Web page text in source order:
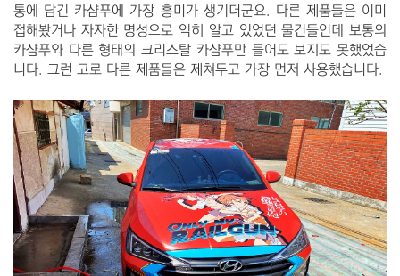
통에 담긴 카샴푸에 가장 흥미가 생기더군요. 다른 제품들은 이미
접해봤거나 자자한 명성으로 익히 알고 있었던 물건들인데 보통의
카샴푸와 다른 형태의 크리스탈 카샴푸만 들어도 보지도 못했었습
니다. 그런 고로 다른 제품들은 제쳐두고 가장 먼저 사용했습니다.